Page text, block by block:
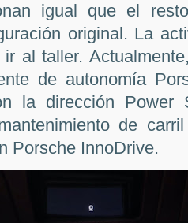
igual que el
original. La
al taller.
de autonomía
la dirección Power
de
Porsche InnoDrive.